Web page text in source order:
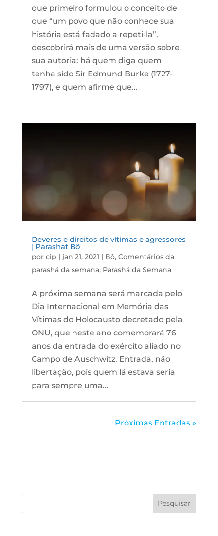
que primeiro formulou o conceito de
que “um povo que não conhece sua
história está fadado a repeti-la”,
descobrirá mais de uma versão sobre
sua autoria: há quem diga quem
tenha sido Sir Edmund Burke (1727-
1797), e quem afirme que...
Deveres e direitos de vítimas e agressores
| Parashat Bô
por cip | jan 21, 2021 | Bô, Comentários da
parashá da semana, Parashá da Semana
A próxima semana será marcada pelo
Dia Internacional em Memória das
Vítimas do Holocausto decretado pela
ONU, que neste ano comemorará 76
anos da entrada do exército aliado no
Campo de Auschwitz. Entrada, não
libertação, pois quem lá estava seria
para sempre uma...
Próximas Entradas »